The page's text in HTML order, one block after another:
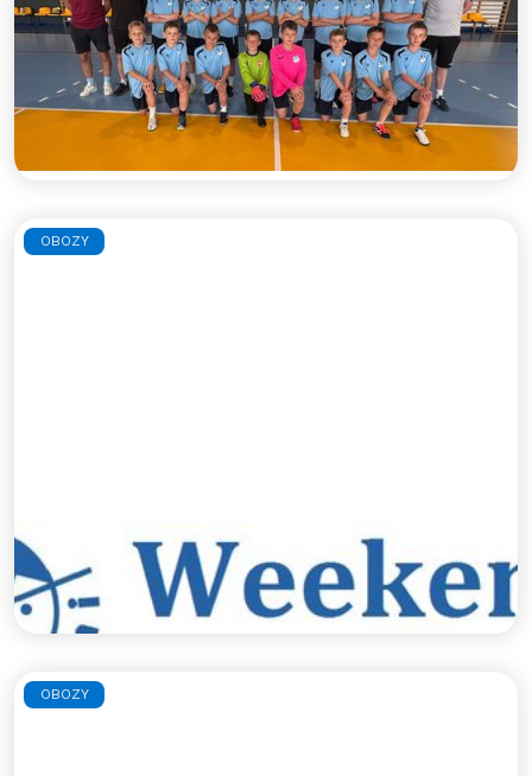
zawodników i zawodniczki do udziału w
błękitnym obozie indywidualnym, podczas którego
pod opieką doświadczonych trenerów będzie
można w małych grupach doskonalić swoje
umiejętności piłkarskie.
OBOZY
Weekend z piłką - wiosna 2026
Zapraszamy na wiosenny weekend z piłką.
Czytaj więcej >>
OBOZY